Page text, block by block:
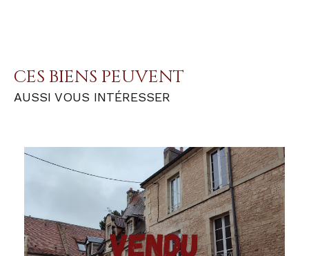
CES BIENS PEUVENT
AUSSI VOUS INTÉRESSER